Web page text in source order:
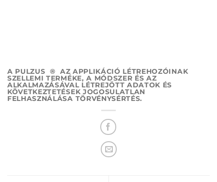
A PULZUS ® AZ APPLIKÁCIÓ LÉTREHOZÓINAK
SZELLEMI TERMÉKE, A MÓDSZER ÉS AZ
ALKALMAZÁSÁVAL LÉTREJÖTT ADATOK ÉS
KÖVETKEZTETÉSEK JOGOSULATLAN
FELHASZNÁLÁSA TÖRVÉNYSÉRTÉS.